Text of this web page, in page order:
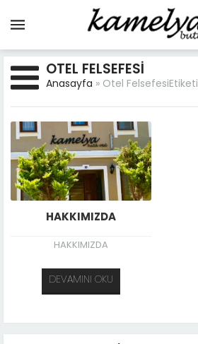
OTEL FELSEFESI
Anasayfa » Otel FelsefesiEtiketi
HAKKIMIZDA
HAKKIMIZDA
DEVAMINI OKU